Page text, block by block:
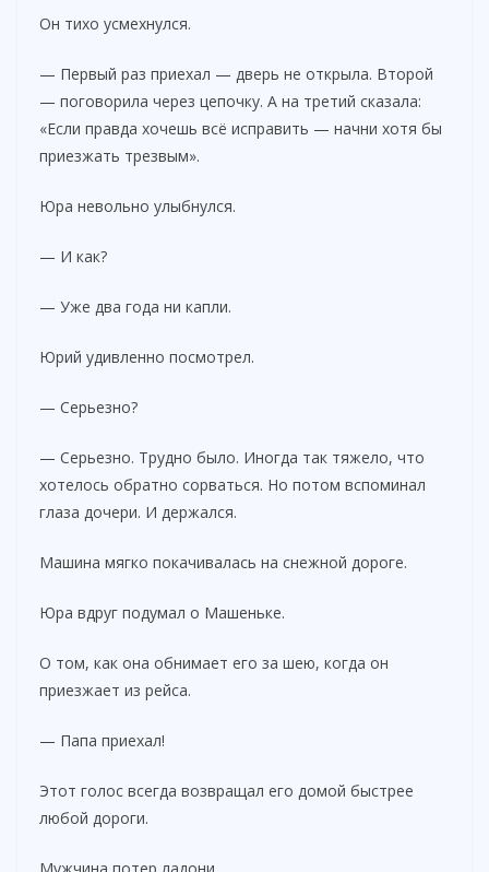
Он тихо усмехнулся.
— Первый раз приехал — дверь не открыла. Второй
— поговорила через цепочку. А на третий сказала:
«Если правда хочешь всё исправить — начни хотя бы
приезжать трезвым».
Юра невольно улыбнулся.
— И как?
— Уже два года ни капли.
Юрий удивленно посмотрел.
— Серьезно?
— Серьезно. Трудно было. Иногда так тяжело, что
хотелось обратно сорваться. Но потом вспоминал
глаза дочери. И держался.
Машина мягко покачивалась на снежной дороге.
Юра вдруг подумал о Машеньке.
О том, как она обнимает его за шею, когда он
приезжает из рейса.
— Папа приехал!
Этот голос всегда возвращал его домой быстрее
любой дороги.